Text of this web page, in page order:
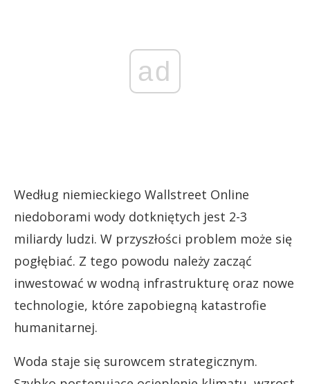
ad
Według niemieckiego Wallstreet Online
niedoborami wody dotkniętych jest 2-3
miliardy ludzi. W przyszłości problem może się
pogłębiać. Z tego powodu należy zacząć
inwestować w wodną infrastrukturę oraz nowe
technologie, które zapobiegną katastrofie
humanitarnej.
Woda staje się surowcem strategicznym.